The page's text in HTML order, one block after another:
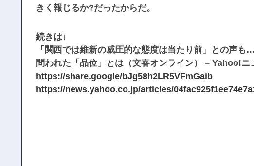
きく報じるか?だったからだ。
続きは↓
「関西では維新の威圧的な態度は当たり前」との声
問われた「品位」とは（文春オンライン） – Yahoo!ニ
https://share.google/bJg58h2LR5VFmGaib
https://news.yahoo.co.jp/articles/